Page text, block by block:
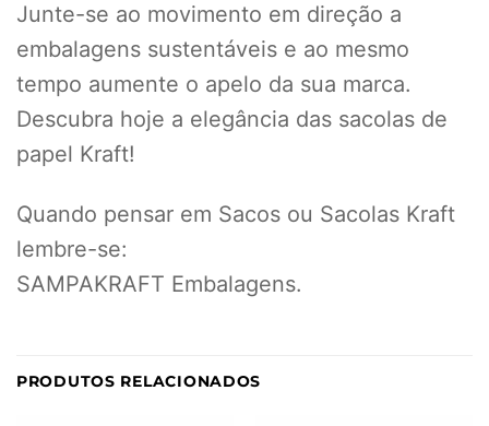
Junte-se ao movimento em direção a
embalagens sustentáveis e ao mesmo
tempo aumente o apelo da sua marca.
Descubra hoje a elegância das sacolas de
papel Kraft!
Quando pensar em Sacos ou Sacolas Kraft
lembre-se:
SAMPAKRAFT Embalagens.
PRODUTOS RELACIONADOS